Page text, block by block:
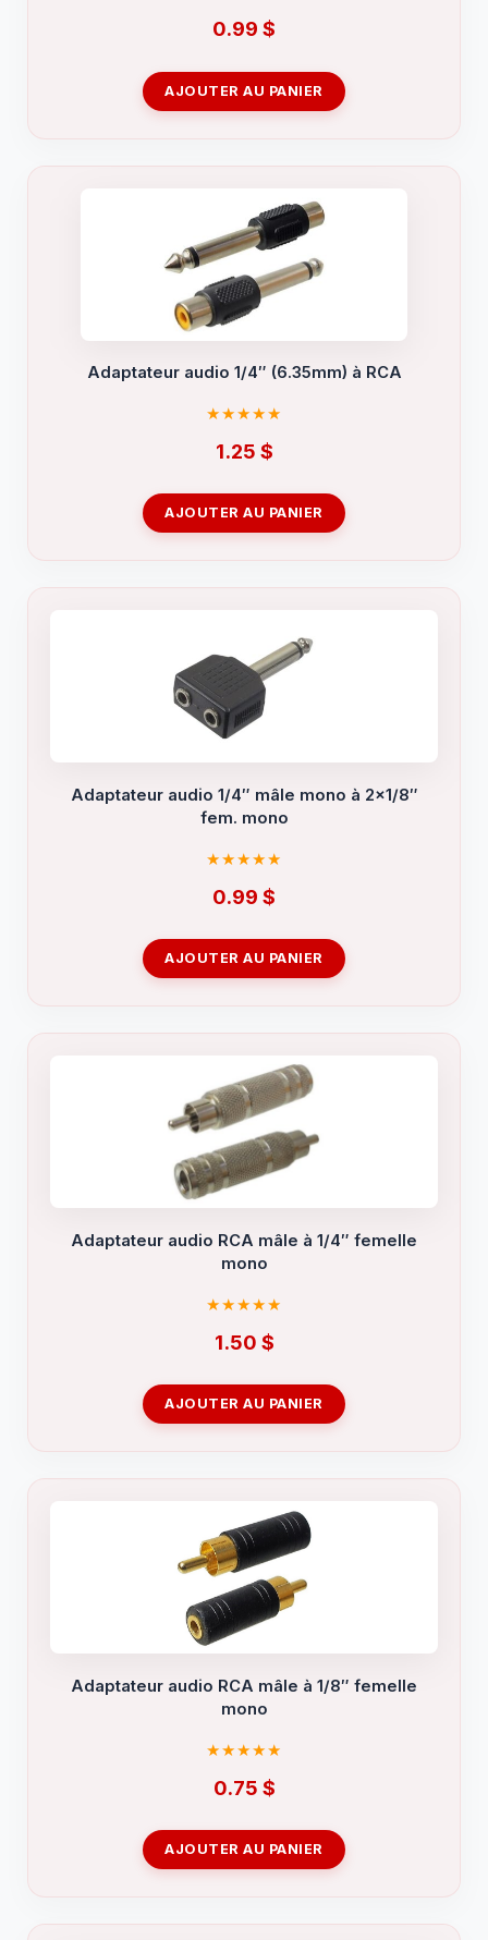
0.99 $
AJOUTER AU PANIER
Adaptateur audio 1/4″ (6.35mm) à RCA
1.25 $
AJOUTER AU PANIER
Adaptateur audio 1/4″ mâle mono à 2×1/8″
fem. mono
0.99 $
AJOUTER AU PANIER
Adaptateur audio RCA mâle à 1/4″ femelle
mono
1.50 $
AJOUTER AU PANIER
Adaptateur audio RCA mâle à 1/8″ femelle
mono
0.75 $
AJOUTER AU PANIER